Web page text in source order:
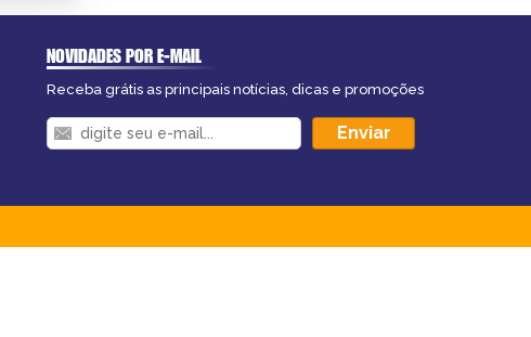
NOVIDADES POR E-MAIL
Receba grátis as principais notícias, dicas e promoções